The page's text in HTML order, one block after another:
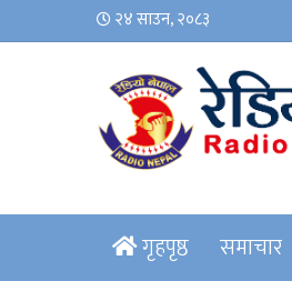
२४ साउन, २०८३
गृहपृष्ठ समाचार